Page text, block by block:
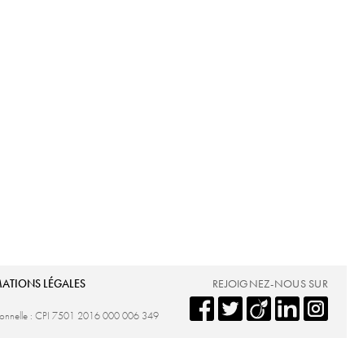
LÉGALES
: CPI 7501 2016 000 006 349
REJOIGNEZ-NOUS SUR